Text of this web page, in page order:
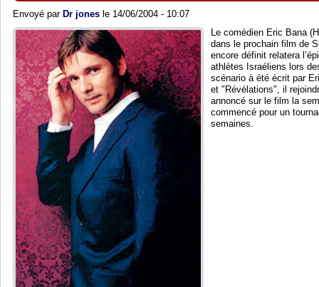
Envoyé par Dr jones le 14/06/2004 - 10:07
Le comédien Eric Bana
dans le prochain film de
encore définit relatera
athlètes Israéliens lors
scénario à été écrit par
et "Révélations", il
annoncé sur le film la
commencé pour un
semaines.